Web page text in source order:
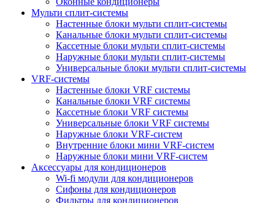
Мульти сплит-системы
Настенные блоки мульти сплит-системы
Канальные блоки мульти сплит-системы
Кассетные блоки мульти сплит-системы
Наружные блоки мульти сплит-системы
Универсальные блоки мульти сплит-системы
VRF-системы
Настенные блоки VRF системы
Канальные блоки VRF системы
Кассетные блоки VRF системы
Универсальные блоки VRF системы
Наружные блоки VRF-систем
Внутренние блоки мини VRF-систем
Наружные блоки мини VRF-систем
Аксессуары для кондиционеров
Wi-fi модули для кондиционеров
Сифоны для кондиционеров
Фильтры для кондиционеров